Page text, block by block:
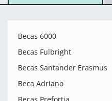
Becas 6000
Becas Fulbright
Becas Santander Erasmus
Beca Adriano